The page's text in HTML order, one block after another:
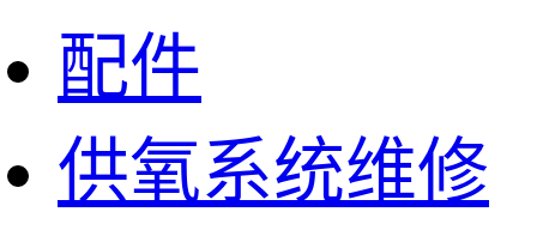
供氧系统维修